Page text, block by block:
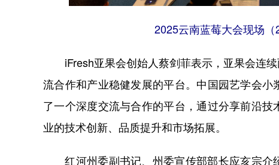
2025云南蓝莓大会现场（
iFresh亚果会创始人蔡剑菲表示，亚果会连续
流合作和产业稳健发展的平台。中国园艺学会
了一个深度交流与合作的平台，通过分享前沿
业的技术创新、品质提升和市场拓展。
红河州委副书记、州委宣传部部长应亥宗介